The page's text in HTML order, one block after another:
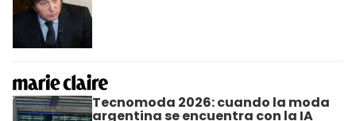
Tecnomoda 2026: cuando la moda
argentina se encuentra con la IA